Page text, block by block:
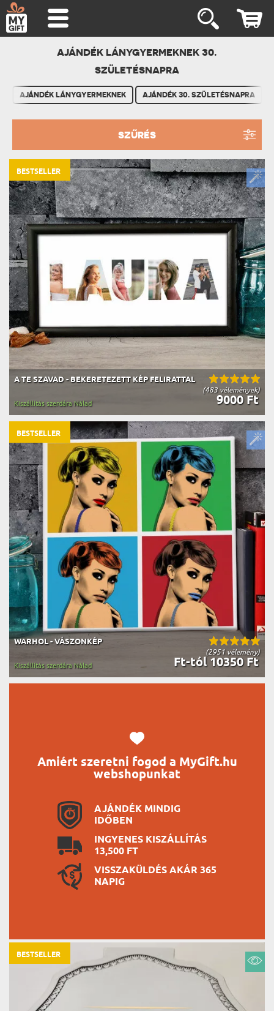
AJÁNDÉK LÁNYGYERMEKNEK 30.
SZÜLETÉSNAPRA
AJÁNDÉK LÁNYGYERMEKNEK AJÁNDÉK 30. SZÜLETÉSNAPRA
SZŰRÉS
(483 vélemények)
A TE SZAVAD - BEKERETEZETT KÉP FELIRATTAL
9000 Ft
Kiszállítás szerdára Nálad
BESTSELLER
(2951 vélemény)
WARHOL - VÁSZONKÉP
Ft-tól 10350 Ft
Kiszállítás szerdára Nálad
BESTSELLER
Amiért szeretni fogod a MyGift.hu
webshopunkat
AJÁNDÉK MINDIG
IDŐBEN
INGYENES KISZÁLLÍTÁS
13,500 FT
VISSZAKÜLDÉS AKÁR 365
NAPIG
BESTSELLER